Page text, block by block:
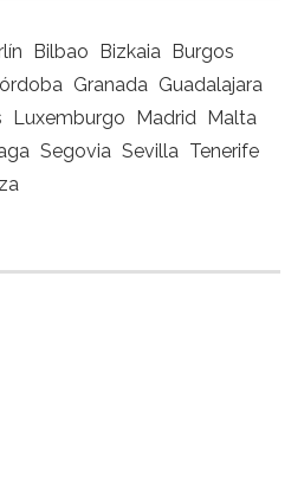
Bilbao Bizkaia Burgos
Granada Guadalajara
Luxemburgo Madrid Malta
Segovia Sevilla Tenerife